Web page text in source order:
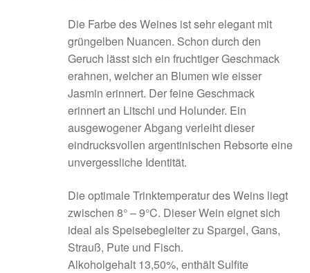
Die Farbe des Weines ist sehr elegant mit
grüngelben Nuancen. Schon durch den
Geruch lässt sich ein fruchtiger Geschmack
erahnen, welcher an Blumen wie eisser
Jasmin erinnert. Der feine Geschmack
erinnert an Litschi und Holunder. Ein
ausgewogener Abgang verleiht dieser
eindrucksvollen argentinischen Rebsorte eine
unvergessliche Identität.
Die optimale Trinktemperatur des Weins liegt
zwischen 8° – 9°C. Dieser Wein eignet sich
ideal als Speisebegleiter zu Spargel, Gans,
Strauß, Pute und Fisch.
Alkoholgehalt 13,50%, enthält Sulfite